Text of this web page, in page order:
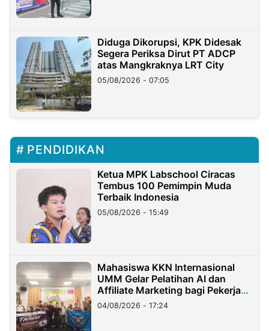
Diduga Dikorupsi, KPK Didesak
Segera Periksa Dirut PT ADCP
atas Mangkraknya LRT City
05/08/2026 - 07:05
PENDIDIKAN
Ketua MPK Labschool Ciracas
Tembus 100 Pemimpin Muda
Terbaik Indonesia
05/08/2026 - 15:49
Mahasiswa KKN Internasional
UMM Gelar Pelatihan AI dan
Affiliate Marketing bagi Pekerja
Migran Indonesia di Taiwan
04/08/2026 - 17:24